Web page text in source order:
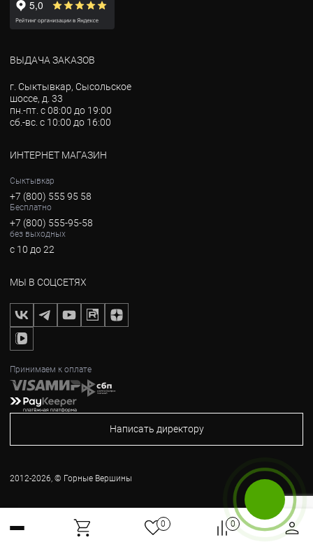
ВЫДАЧА ЗАКАЗОВ
г. Сыктывкар, Сысольское
шоссе, д. 33
пн.-пт. с 08:00 до 19:00
сб.-вс. с 10:00 до 16:00
ИНТЕРНЕТ МАГАЗИН
Сыктывкар
+7 (800) 555 95 58
Бесплатно
+7 (800) 555-95-58
без выходных
с 10 до 22
МЫ В СОЦСЕТЯХ
Принимаем к оплате
Написать директору
2012-2026, © Горные Вершины
0 0
Бесплатный звонок